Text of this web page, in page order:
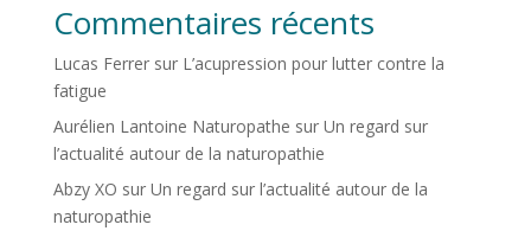
Commentaires récents
Lucas Ferrersur L’acupression pour lutter contre la
fatigue
Aurélien Lantoine Naturopathe sur Un regard sur
l’actualité autour de la naturopathie
Abzy XO sur Un regard sur l’actualité autour de la
naturopathie